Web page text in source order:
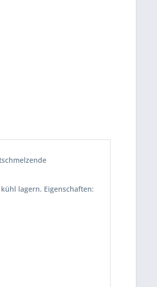
lagern. Eigenschaften: